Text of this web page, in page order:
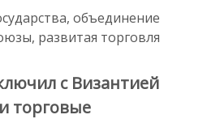
объединение
развитая торговля
с Византией
торговые